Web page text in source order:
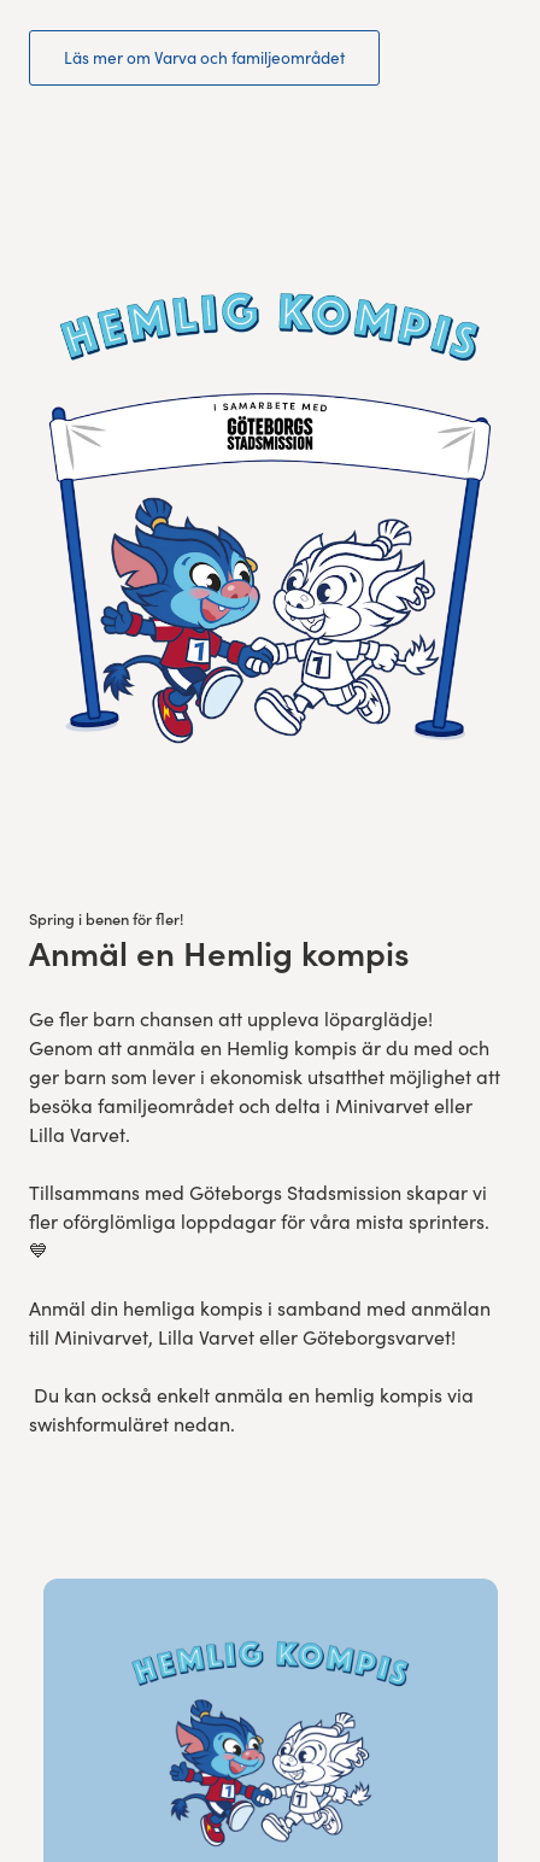
Läs mer om Varva och familjeområdet
Spring i benen för fler!
Anmäl en Hemlig kompis
Ge fler barn chansen att uppleva löparglädje!
Genom att anmäla en Hemlig kompis är du med och
ger barn som lever i ekonomisk utsatthet möjlighet att
besöka familjeområdet och delta i Minivarvet eller
Lilla Varvet.
Tillsammans med Göteborgs Stadsmission skapar vi
fler oförglömliga loppdagar för våra mista sprinters.
💙
Anmäl din hemliga kompis i samband med anmälan
till Minivarvet, Lilla Varvet eller Göteborgsvarvet!
Du kan också enkelt anmäla en hemlig kompis via
swishformuläret nedan.